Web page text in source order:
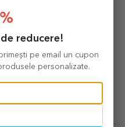
copii
Toate cadourile
Body-uri personalizate pentru
,
2024
reducere!
pe email un cupon
personalizate.